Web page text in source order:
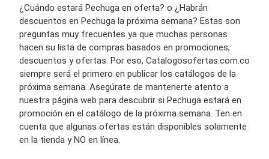
¿Cuándo estará Pechuga en oferta? o ¿Habrán
descuentos en Pechuga la próxima semana? Estas son
preguntas muy frecuentes ya que muchas personas
hacen su lista de compras basados en promociones,
descuentos y ofertas. Por eso, Catalogosofertas.com.co
siempre será el primero en publicar los catálogos de la
próxima semana. Asegúrate de mantenerte atento a
nuestra página web para descubrir si Pechuga estará en
promoción en el catálogo de la próxima semana. Ten en
cuenta que algunas ofertas están disponibles solamente
en la tienda y NO en línea.